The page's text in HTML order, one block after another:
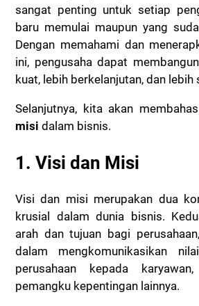
sangat penting untuk setiap
baru memulai maupun yang
Dengan memahami dan
ini, pengusaha dapat
kuat, lebih berkelanjutan, dan lebih
Selanjutnya, kita akan
misi dalam bisnis.
1. Visi dan Misi
Visi dan misi merupakan dua
krusial dalam dunia bisnis.
arah dan tujuan bagi
dalam mengkomunikasikan
perusahaan kepada
pemangku kepentingan lainnya.